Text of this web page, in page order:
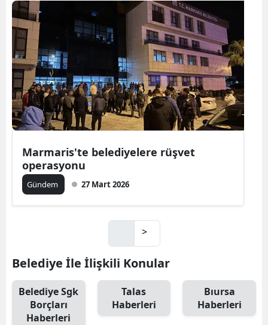
Marmaris'te belediyelere rüşvet
operasyonu
Gündem 27 Mart 2026
>
Belediye İle İlişkili Konular
Belediye Sgk
Borçları
Haberleri
Talas
Haberleri
Bıursa
Haberleri